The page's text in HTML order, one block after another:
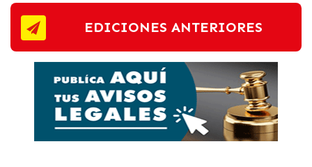
EDICIONES ANTERIORES